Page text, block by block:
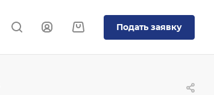
Подать заявку